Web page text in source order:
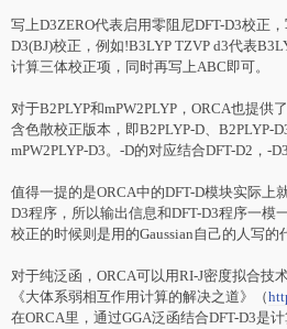
写上D3ZERO代表启用零阻尼DFT-D3校正
D3(BJ)校正，例如!B3LYP TZVP d3代表
计算三体校正项，同时再写上ABC即可。
对于B2PLYP和mPW2PLYP，ORCA也提供
含色散校正版本，即B2PLYP-D、B2PLYP-
mPW2PLYP-D3。-D的对应结合DFT-D2 ，-
值得一提的是ORCA中的DFT-D模块实际上
D3程序，所以输出信息和DFT-D3程序一模
校正的时候则是用的Gaussian自己的人写的
对于纯泛函，ORCA可以用RI-J密度拟合技
《大体系弱相互作用计算的解决之道》（
在ORCA里，通过GGA泛函结合DFT-D3是